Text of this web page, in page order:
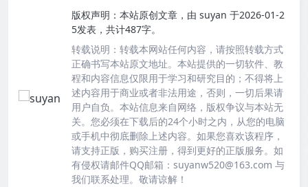
版权声明： 本站原创文章，由 suyan 于2026-01-2
5发表，共计487字。
转载说明： 转载本网站任何内容，请按照转载方式
正确书写本站原文地址。本站提供的一切软件、教
程和内容信息仅限用于学习和研究目的；不得将上
述内容用于商业或者非法用途，否则，一切后果请
用户自负。本站信息来自网络，版权争议与本站无
关。您必须在下载后的24个小时之内，从您的电脑
或手机中彻底删除上述内容。如果您喜欢该程序，
请支持正版，购买注册，得到更好的正版服务。如
有侵权请邮件QQ邮箱：suyanw520@163.com 与
我们联系处理。敬请谅解！